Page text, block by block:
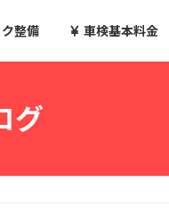
整備 車検基本料金
グ